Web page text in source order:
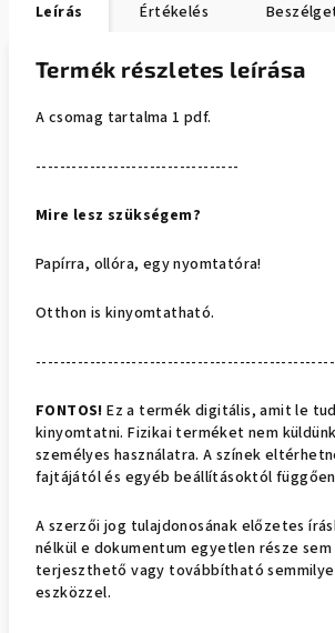
Leírás Értékelés
Termék részletes leírása
A csomag tartalma 1 pdf.
----------------------------------
Mire lesz szükségem?
Papírra, ollóra, egy nyomtatóra!
Otthon is kinyomtatható.
FONTOS!Ez a termék digitális, amit le
kinyomtatni. Fizikai terméket nem
személyes használatra. A színek
fajtájától és egyéb beállításoktól
A szerzői jog tulajdonosának előzetes
nélkül e dokumentum egyetlen része
terjeszthető vagy továbbítható
eszközzel.